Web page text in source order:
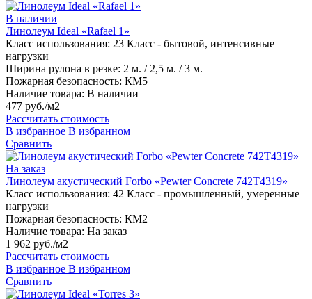
В наличии
Линолеум Ideal «Rafael 1»
Класс использования: 23 Класс - бытовой, интенсивные
нагрузки
Ширина рулона в резке: 2 м. / 2,5 м. / 3 м.
Пожарная безопасность: КМ5
Наличие товара: В наличии
477 руб./м2
Рассчитать стоимость
В избранное В избранном
Сравнить
На заказ
Линолеум акустический Forbo «Pewter Concrete 742T4319»
Класс использования: 42 Класс - промышленный, умеренные
нагрузки
Пожарная безопасность: КМ2
Наличие товара: На заказ
1 962 руб./м2
Рассчитать стоимость
В избранное В избранном
Сравнить